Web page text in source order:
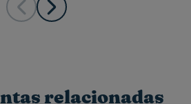
relacionadas